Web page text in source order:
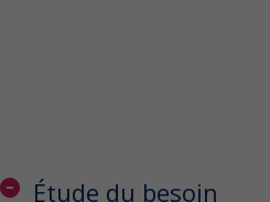
Étude du besoin